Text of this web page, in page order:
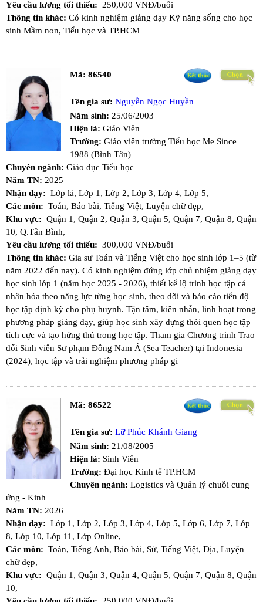
Yêu cầu lương tối thiểu:
250,000 VNĐ/buổi
Thông tin khác: Có kinh nghiệm giảng dạy Kỹ năng sống cho học
sinh Mầm non, Tiểu học và TP.HCM
Mã: 86540
Tên gia sư: Nguyễn Ngọc Huyền
Năm sinh: 25/06/2003
Hiện là: Giáo Viên
Trường: Giáo viên trường Tiểu học Me Since
1988 (Bình Tân)
Chuyên ngành: Giáo dục Tiểu học
Năm TN: 2025
Nhận dạy: Lớp lá, Lớp 1, Lớp 2, Lớp 3, Lớp 4, Lớp 5,
Các môn: Toán, Báo bài, Tiếng Việt, Luyện chữ đẹp,
Khu vực: Quận 1, Quận 2, Quận 3, Quận 5, Quận 7, Quận 8, Quận
10, Q.Tân Bình,
Yêu cầu lương tối thiểu: 300,000 VNĐ/buổi
Thông tin khác: Gia sư Toán và Tiếng Việt cho học sinh lớp 1–5 (từ
năm 2022 đến nay). Có kinh nghiệm đứng lớp chủ nhiệm giảng dạy
học sinh lớp 1 (năm học 2025 - 2026), thiết kế lộ trình học tập cá
nhân hóa theo năng lực từng học sinh, theo dõi và báo cáo tiến độ
học tập định kỳ cho phụ huynh. Tận tâm, kiên nhẫn, linh hoạt trong
phương pháp giảng dạy, giúp học sinh xây dựng thói quen học tập
tích cực và tạo hứng thú trong học tập. Tham gia Chương trình Trao
đổi Sinh viên Sư phạm Đông Nam Á (Sea Teacher) tại Indonesia
(2024), học tập và trải nghiệm phương pháp gi
Mã: 86522
Tên gia sư: Lữ Phúc Khánh Giang
Năm sinh: 21/08/2005
Hiện là: Sinh Viên
Trường: Đại học Kinh tế TP.HCM
Chuyên ngành: Logistics và Quản lý chuỗi cung
ứng - Kinh
Năm TN: 2026
Nhận dạy: Lớp 1, Lớp 2, Lớp 3, Lớp 4, Lớp 5, Lớp 6, Lớp 7, Lớp
8, Lớp 10, Lớp 11, Lớp Online,
Các môn: Toán, Tiếng Anh, Báo bài, Sử, Tiếng Việt, Địa, Luyện
chữ đẹp,
Khu vực: Quận 1, Quận 3, Quận 4, Quận 5, Quận 7, Quận 8, Quận
10,